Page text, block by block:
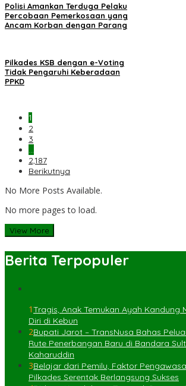
Polisi Amankan Terduga Pelaku
Percobaan Pemerkosaan yang
Ancam Korban dengan Parang
Pilkades KSB dengan e-Voting
Tidak Pengaruhi Keberadaan
PPKD
1
2
3
…
2,187
Berikutnya
No More Posts Available.
No more pages to load.
View More
Berita Terpopuler
1Tragis, Anak Temukan Ayah Kandung
Diri di Kebun
2Bupati Jarot – TransNusa Bahas
Rute Penerbangan Baru di Bandara
Kaharuddin
3Belajar dari Pemilu, Faktor
Pilkades Serentak Berlangsung Sukses